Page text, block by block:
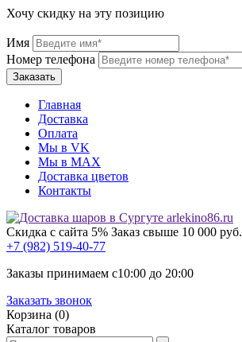
Хочу скидку на эту позицию
Имя
Номер телефона
Главная
Доставка
Оплата
Мы в VK
Мы в МАХ
Доставка цветов
Контакты
Скидка с сайта 5% Заказ свыше 10 000 руб.
+7 (982) 519-40-77
Заказы принимаем с10:00 до 20:00
Заказать звонок
Корзина (0)
Каталог товаров